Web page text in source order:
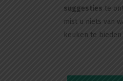
suggesties te
mist u niets van
keuken te